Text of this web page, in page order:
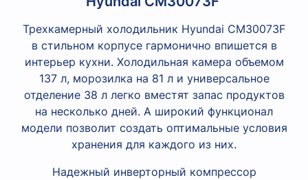
Трехкамерный холодильник Hyundai CM30073F
в стильном корпусе гармонично впишется в
интерьер кухни. Холодильная камера объемом
137 л, морозилка на 81 л и универсальное
отделение 38 л легко вместят запас продуктов
на несколько дней. А широкий функционал
модели позволит создать оптимальные условия
хранения для каждого из них.
Надежный инверторный компрессор